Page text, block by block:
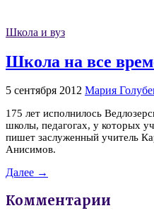
Школа и вуз
Школа на все
5 сентября 2012 Мария
175 лет исполнилось
школы, педагогах, у которых
пишет заслуженный учитель
Анисимов.
Далее →
Комментарии